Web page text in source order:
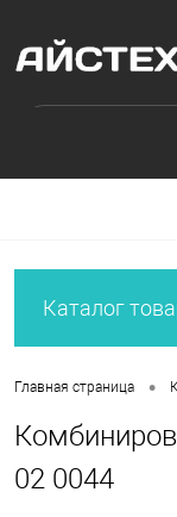
Каталог
Главная страница •
02 0044